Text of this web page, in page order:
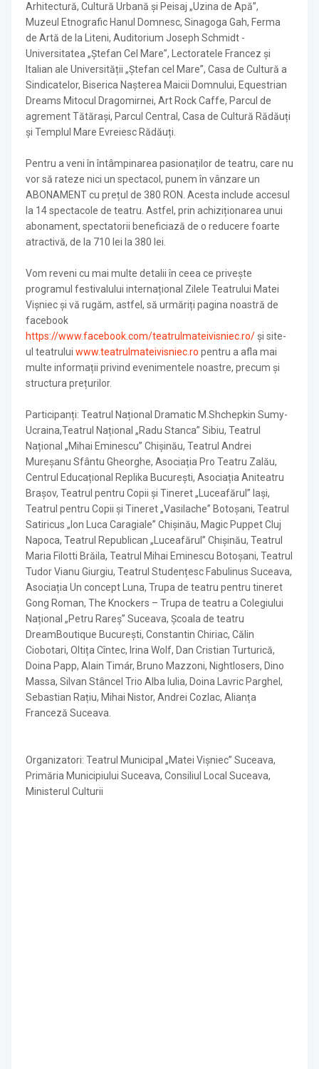
Arhitectură, Cultură Urbană și Peisaj „Uzina de Apă”,
Muzeul Etnografic Hanul Domnesc, Sinagoga Gah, Ferma
de Artă de la Liteni, Auditorium Joseph Schmidt -
Universitatea „Ștefan Cel Mare”, Lectoratele Francez și
Italian ale Universității „Ștefan cel Mare”, Casa de Cultură a
Sindicatelor, Biserica Nașterea Maicii Domnului, Equestrian
Dreams Mitocul Dragomirnei, Art Rock Caffe, Parcul de
agrement Tătărași, Parcul Central, Casa de Cultură Rădăuți
și Templul Mare Evreiesc Rădăuți.
Pentru a veni în întâmpinarea pasionaților de teatru, care nu
vor să rateze nici un spectacol, punem în vânzare un
ABONAMENT cu prețul de 380 RON. Acesta include accesul
la 14 spectacole de teatru. Astfel, prin achiziționarea unui
abonament, spectatorii beneficiază de o reducere foarte
atractivă, de la 710 lei la 380 lei.
Vom reveni cu mai multe detalii în ceea ce privește
programul festivalului internațional Zilele Teatrului Matei
Vișniec și vă rugăm, astfel, să urmăriți pagina noastră de
facebook
https://www.facebook.com/teatrulmateivisniec.ro/și site-
ul teatrului www.teatrulmateivisniec.ro pentru a afla mai
multe informații privind evenimentele noastre, precum și
structura prețurilor.
Participanți: Teatrul Național Dramatic M.Shchepkin Sumy-
Ucraina,Teatrul Național „Radu Stanca” Sibiu, Teatrul
Național „Mihai Eminescu” Chișinău, Teatrul Andrei
Mureșanu Sfântu Gheorghe, Asociația Pro Teatru Zalău,
Centrul Educațional Replika București, Asociația Aniteatru
Brașov, Teatrul pentru Copii și Tineret „Luceafărul” Iași,
Teatrul pentru Copii și Tineret „Vasilache” Botoșani, Teatrul
Satiricus „Ion Luca Caragiale” Chișinău, Magic Puppet Cluj
Napoca, Teatrul Republican „Luceafărul” Chișinău, Teatrul
Maria Filotti Brăila, Teatrul Mihai Eminescu Botoșani, Teatrul
Tudor Vianu Giurgiu, Teatrul Studențesc Fabulinus Suceava,
Asociația Un concept Luna, Trupa de teatru pentru tineret
Gong Roman, The Knockers – Trupa de teatru a Colegiului
Național „Petru Rareș” Suceava, Școala de teatru
DreamBoutique București, Constantin Chiriac, Călin
Ciobotari, Oltița Cîntec, Irina Wolf, Dan Cristian Turturică,
Doina Papp, Alain Timár, Bruno Mazzoni, Nightlosers, Dino
Massa, Silvan Stâncel Trio Alba Iulia, Doina Lavric Parghel,
Sebastian Rațiu, Mihai Nistor, Andrei Cozlac, Alianța
Franceză Suceava.
Organizatori: Teatrul Municipal „Matei Vișniec” Suceava,
Primăria Municipiului Suceava, Consiliul Local Suceava,
Ministerul Culturii